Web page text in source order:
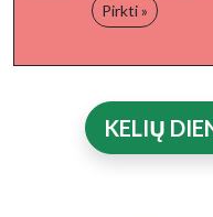
Pirkti »
KELIŲ